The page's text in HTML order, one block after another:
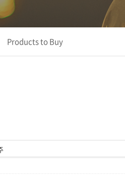
Products to Buy